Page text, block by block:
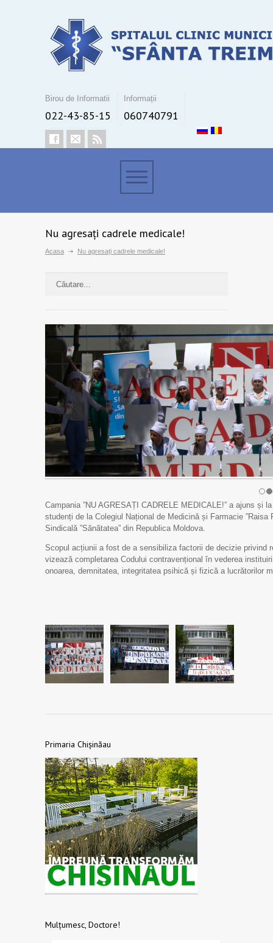
Birou de Informatii
022-43-85-15
Informații
060740791
Nu agresați cadrele medicale!
Acasa Nu agresați cadrele medicale!
Campania ”NU AGRESAȚI CADRELE MEDICALE!” a ajuns și
studenți de la Colegiul Național de Medicină și Farmacie
Sindicală ”Sănătatea” din Republica Moldova.
Scopul acțiunii a fost de a sensibiliza factorii de decizie privind
vizează completarea Codului contravențional în vederea
onoarea, demnitatea, integritatea psihică și fizică a lucrătorilor
Primaria Chișinăau
Mulțumesc, Doctore!